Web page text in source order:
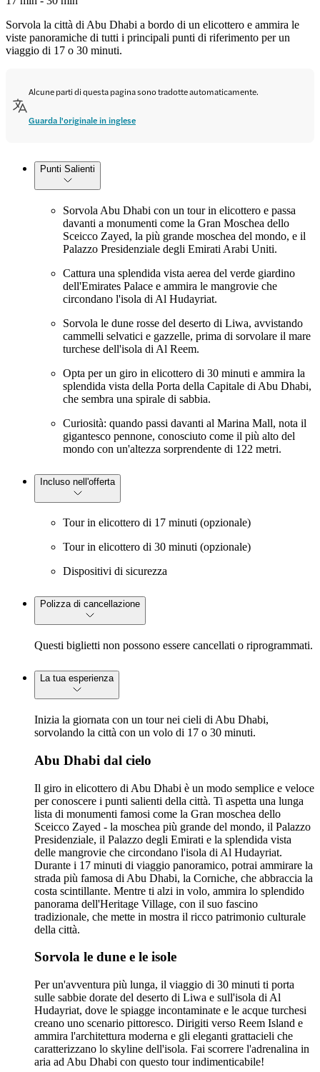
Sorvola la città di Abu Dhabi a bordo di un elicottero e ammira le
viste panoramiche di tutti i principali punti di riferimento per un
viaggio di 17 o 30 minuti.
Alcune parti di questa pagina sono tradotte automaticamente.
Guarda l'originale in inglese
Punti Salienti
Sorvola Abu Dhabi con un tour in elicottero e passa
davanti a monumenti come la Gran Moschea dello
Sceicco Zayed, la più grande moschea del mondo, e il
Palazzo Presidenziale degli Emirati Arabi Uniti.
Cattura una splendida vista aerea del verde giardino
dell'Emirates Palace e ammira le mangrovie che
circondano l'isola di Al Hudayriat.
Sorvola le dune rosse del deserto di Liwa, avvistando
cammelli selvatici e gazzelle, prima di sorvolare il mare
turchese dell'isola di Al Reem.
Opta per un giro in elicottero di 30 minuti e ammira la
splendida vista della Porta della Capitale di Abu Dhabi,
che sembra una spirale di sabbia.
Curiosità: quando passi davanti al Marina Mall, nota il
gigantesco pennone, conosciuto come il più alto del
mondo con un'altezza sorprendente di 122 metri.
Incluso nell'offerta
Tour in elicottero di 17 minuti (opzionale)
Tour in elicottero di 30 minuti (opzionale)
Dispositivi di sicurezza
Polizza di cancellazione
Questi biglietti non possono essere cancellati o riprogrammati.
La tua esperienza
Inizia la giornata con un tour nei cieli di Abu Dhabi,
sorvolando la città con un volo di 17 o 30 minuti.
Abu Dhabi dal cielo
Il giro in elicottero di Abu Dhabi è un modo semplice e veloce
per conoscere i punti salienti della città. Ti aspetta una lunga
lista di monumenti famosi come la Gran moschea dello
Sceicco Zayed - la moschea più grande del mondo, il Palazzo
Presidenziale, il Palazzo degli Emirati e la splendida vista
delle mangrovie che circondano l'isola di Al Hudayriat.
Durante i 17 minuti di viaggio panoramico, potrai ammirare la
strada più famosa di Abu Dhabi, la Corniche, che abbraccia la
costa scintillante. Mentre ti alzi in volo, ammira lo splendido
panorama dell'Heritage Village, con il suo fascino
tradizionale, che mette in mostra il ricco patrimonio culturale
della città.
Sorvola le dune e le isole
Per un'avventura più lunga, il viaggio di 30 minuti ti porta
sulle sabbie dorate del deserto di Liwa e sull'isola di Al
Hudayriat, dove le spiagge incontaminate e le acque turchesi
creano uno scenario pittoresco. Dirigiti verso Reem Island e
ammira l'architettura moderna e gli eleganti grattacieli che
caratterizzano lo skyline dell'isola. Fai scorrere l'adrenalina in
aria ad Abu Dhabi con questo tour indimenticabile!